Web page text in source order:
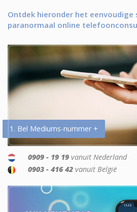
Ontdek hieronder het eenvoudige
paranormaal online
1. Bel Mediums-nummer +
0909 - 19 19 vanuit Nederland
0903 - 416 42 vanuit België